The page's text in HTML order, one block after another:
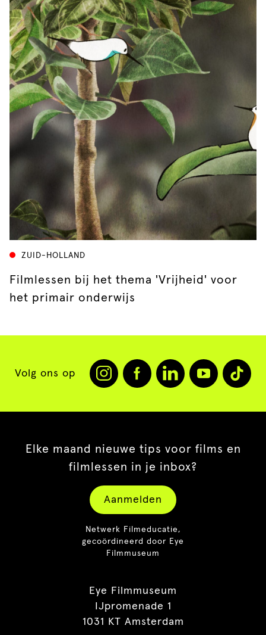
ZUID-HOLLAND
Filmlessen bij het thema 'Vrijheid' voor
het primair onderwijs
Volg ons op
Elke maand nieuwe tips voor films en
filmlessen in je inbox?
Aanmelden
Netwerk Filmeducatie,
gecoördineerd door Eye
Filmmuseum
Eye Filmmuseum
IJpromenade 1
1031 KT Amsterdam